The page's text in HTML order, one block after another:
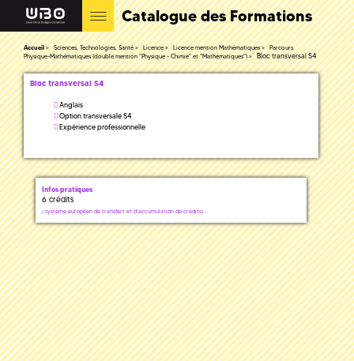
Catalogue des Formations
Accueil Sciences, Technologies, Santé Licence Licence mention Mathématiques
Parcours
Physique-Mathématiques (double mention "Physique - Chimie" et "Mathématiques")
Bloc transversal S4
Bloc transversal S4
Anglais
Option transversale S4
Expérience professionnelle
Infos pratiques
6 crédits
( système européen de transfert et d'accumulation de crédits)